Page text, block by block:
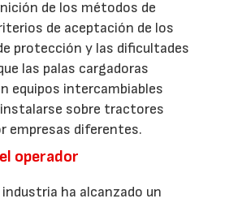
de los métodos de
de aceptación de los
protección y las dificultades
las palas cargadoras
equipos intercambiables
sobre tractores
empresas diferentes.
operador
industria ha alcanzado un